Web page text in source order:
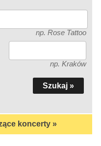
np. Rose Tattoo
np. Kraków
koncerty »